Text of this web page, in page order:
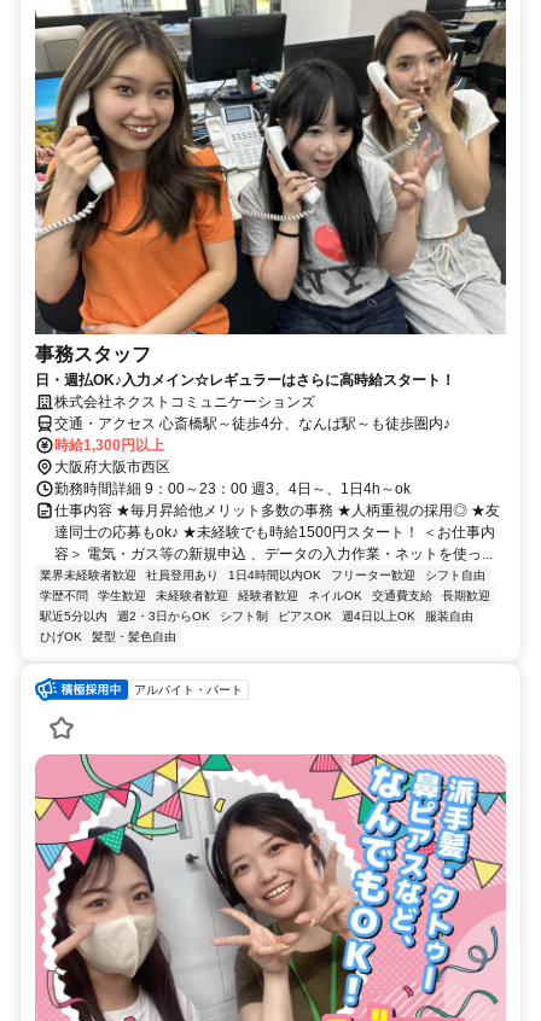
事務スタッフ
日・週払OK♪入力メイン☆レギュラーはさらに高時給スタート！
株式会社ネクストコミュニケーションズ
交通・アクセス 心斎橋駅～徒歩4分、なんば駅～も徒歩圏内♪
時給1,300円以上
大阪府大阪市西区
勤務時間詳細 9：00～23：00 週3、4日～、1日4h～ok
仕事内容 ★毎月昇給他メリット多数の事務 ★人柄重視の採用◎ ★友
達同士の応募もok♪ ★未経験でも時給1500円スタート！ ＜お仕事内
容＞ 電気・ガス等の新規申込 、データの入力作業・ネットを使っ...
業界未経験者歓迎 社員登用あり 1日4時間以内OK フリーター歓迎
シフト自由
学歴不問
学生歓迎 未経験者歓迎 経験者歓迎 ネイルOK 交通費支給
長期歓迎
駅近5分以内
週2・3日からOK シフト制 ピアスOK 週4日以上OK
服装自由
ひげOK
髪型・髪色自由
アルバイト・パート